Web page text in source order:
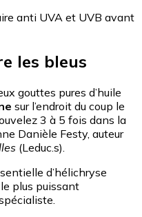
anti UVA et UVB avant
les bleus
gouttes pures d’huile
sur l’endroit du coup le
3 à 5 fois dans la
Danièle Festy, auteur
(Leduc.s).
d’hélichryse
plus puissant